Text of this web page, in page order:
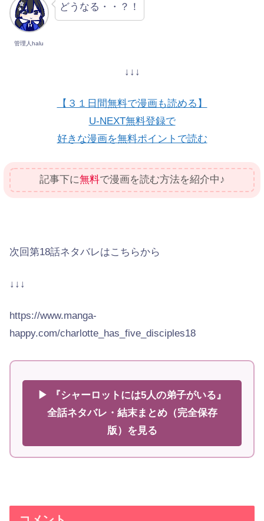
管理人halu
どうなる・・？！
↓↓↓
【３１日間無料で漫画も読める】
U-NEXT無料登録で
好きな漫画を無料ポイントで読む
記事下に無料で漫画を読む方法を紹介中♪
次回第18話ネタバレはこちらから
↓↓↓
https://www.manga-
happy.com/charlotte_has_five_disciples18
▶ 『シャーロットには5人の弟子がいる』
全話ネタバレ・結末まとめ（完全保存
版）を見る